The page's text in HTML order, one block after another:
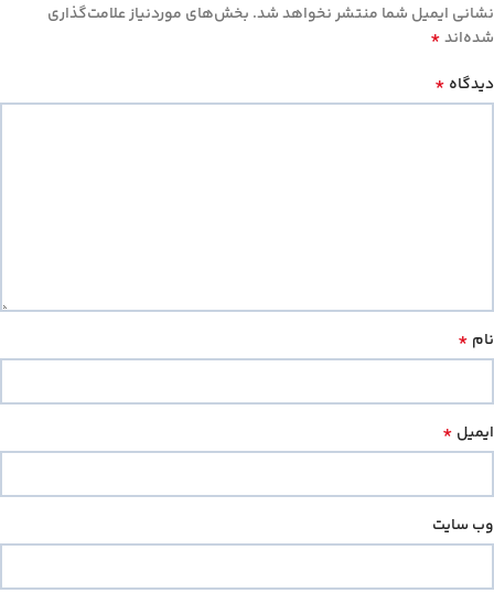
نشانی ایمیل شما منتشر نخواهد شد. بخش‌های موردنیاز علامت‌گذاری
شده‌اند*
دیدگاه *
نام *
ایمیل *
وب‌ سایت